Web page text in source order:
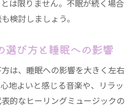
は限りません。不眠が続く場合
検討しましょう。
選び方と睡眠への影響
は、睡眠への影響を大きく左右
地よいと感じる音楽や、リラッ
的なヒーリングミュージックの